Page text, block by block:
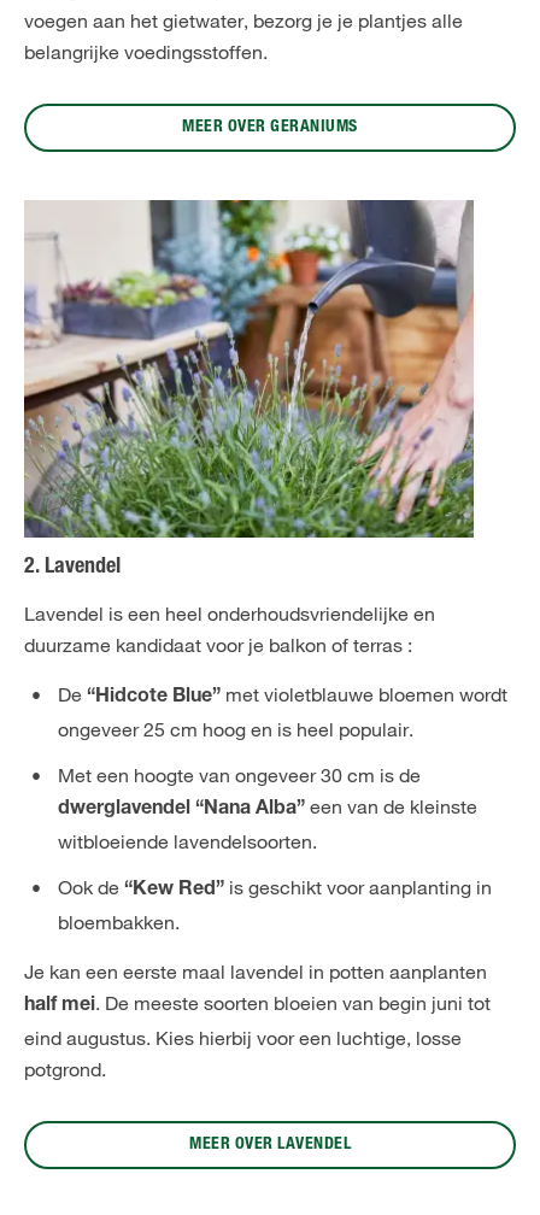
voegen aan het gietwater, bezorg je je plantjes alle
belangrijke voedingsstoffen.
MEER OVER GERANIUMS
2. Lavendel
Lavendel is een heel onderhoudsvriendelijke en
duurzame kandidaat voor je balkon of terras :
De “Hidcote Blue” met violetblauwe bloemen wordt
ongeveer 25 cm hoog en is heel populair.
Met een hoogte van ongeveer 30 cm is de
dwerglavendel “Nana Alba” een van de kleinste
witbloeiende lavendelsoorten.
Ook de “Kew Red” is geschikt voor aanplanting in
bloembakken.
Je kan een eerste maal lavendel in potten aanplanten
half mei. De meeste soorten bloeien van begin juni tot
eind augustus. Kies hierbij voor een luchtige, losse
potgrond.
MEER OVER LAVENDEL